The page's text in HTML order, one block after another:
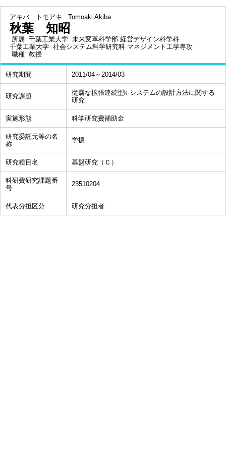
アキバ トモアキ Tomoaki Akiba
秋葉 知昭
所属 千葉工業大学 未来変革科学部 経営デザイン科学科
千葉工業大学 社会システム科学研究科 マネジメント工学専攻
職種 教授
研究期間 2011/04～2014/03
研究課題
従属な拡張連続型k-システムの設計方法に関する
研究
実施形態 科学研究費補助金
研究委託元等の名
称
学振
研究種目名 基盤研究（Ｃ）
科研費研究課題番
号
23510204
代表分担区分 研究分担者